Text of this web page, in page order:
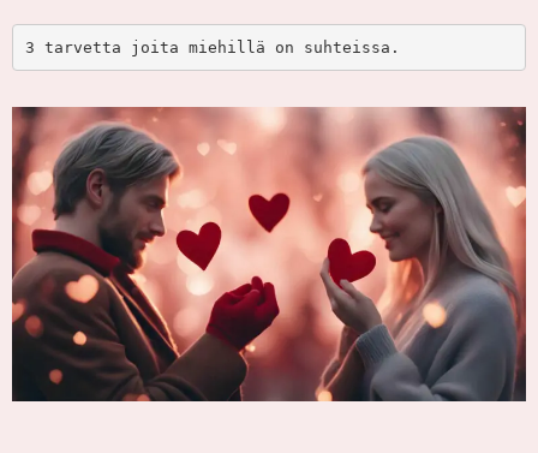
3 tarvetta joita miehillä on suhteissa.